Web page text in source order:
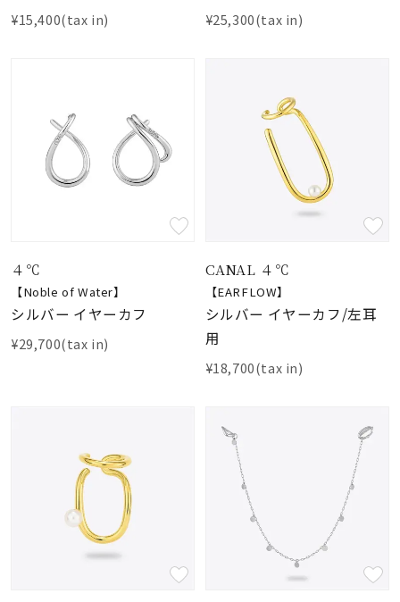
¥15,400(tax in) ¥25,300(tax in)
４℃
【Noble of Water】
シルバー イヤーカフ
¥29,700(tax in)
CANAL ４℃
【EARFLOW】
シルバー イヤーカフ/左耳
用
¥18,700(tax in)